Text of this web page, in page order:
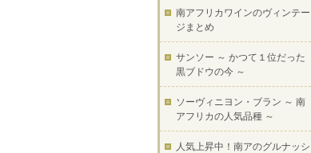
南アフリカワインのヴィンテー
ジまとめ
サンソー ～ かつて１位だった
黒ブドウの今 ～
ソーヴィニヨン・ブラン ～ 南
アフリカの人気品種 ～
人気上昇中！南アのグルナッシ